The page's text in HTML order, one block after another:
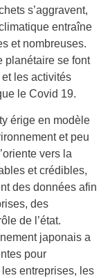
s’aggravent,
entraîne
et nombreuses.
planétaire se font
les activités
le Covid 19.
érige en modèle
et peu
vers la
et crédibles,
des données afin
des
de l’état.
japonais a
pour
entreprises, les